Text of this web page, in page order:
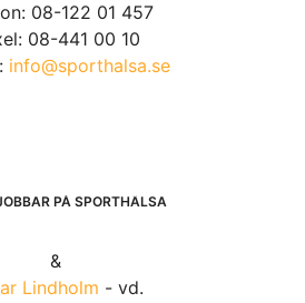
08-122 01 457
08-441 00 10
info@sporthalsa.se
PÅ SPORTHÄLSA
&
Lindholm - vd.